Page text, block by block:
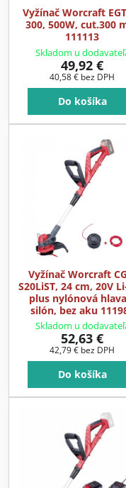
Vyžínač Worcraft
300, 500W, cut.300
111113
Skladom u
49,92 €
40,58 € bez DPH
Do košíka
Vyžínač Worcraft
S20LiST, 24 cm, 20V
plus nylónová
silón, bez aku
Skladom u
52,63 €
42,79 € bez DPH
Do košíka